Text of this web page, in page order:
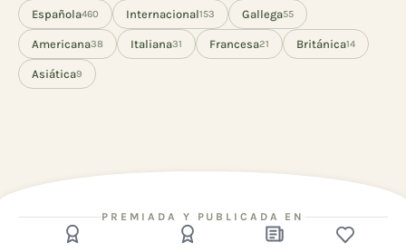
Española460 Internacional153 Gallega55
Americana38 Italiana31 Francesa21 Británica14
Asiática9
PREMIADA Y PUBLICADA EN